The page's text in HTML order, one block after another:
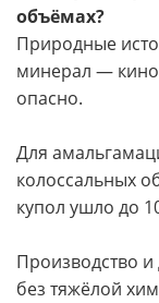
объёмах?
Природные
минерал —
опасно.
Для
колоссальных
купол ушло до
Производство и
без тяжёлой